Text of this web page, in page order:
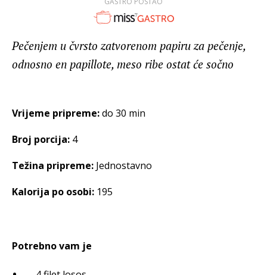
Pečenjem u čvrsto zatvorenom papiru za pečenje,
odnosno en papillote, meso ribe ostat će sočno
Vrijeme pripreme:do 30 min
Broj porcija: 4
Težina pripreme: Jednostavno
Kalorija po osobi: 195
Potrebno vam je